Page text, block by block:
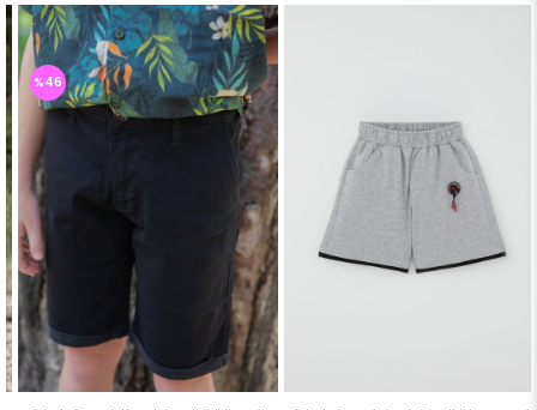
%46